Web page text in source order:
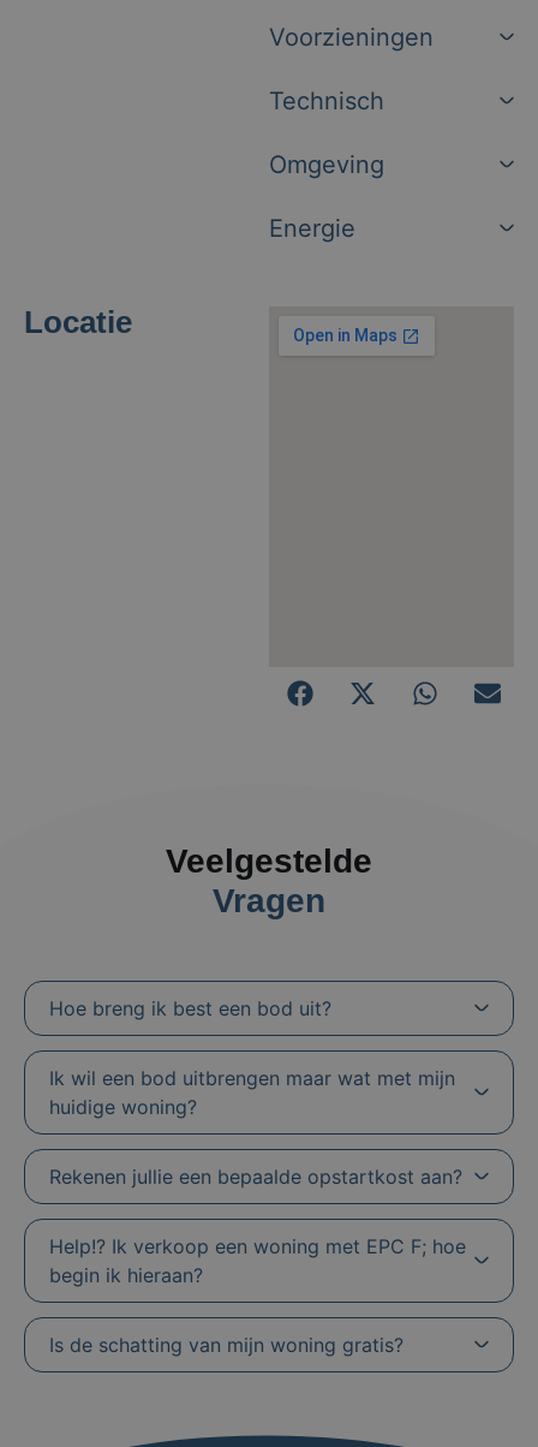
Voorzieningen
Technisch
Omgeving
Energie
Locatie
Veelgestelde
Vragen
Hoe breng ik best een bod uit?
Ik wil een bod uitbrengen maar wat met mijn
huidige woning?
Rekenen jullie een bepaalde opstartkost aan?
Help!? Ik verkoop een woning met EPC F; hoe
begin ik hieraan?
Is de schatting van mijn woning gratis?